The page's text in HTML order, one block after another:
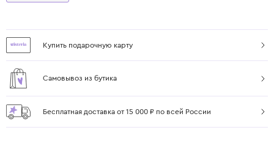
Купить подарочную карту
Самовывоз из бутика
Бесплатная доставка от 15 000 ₽ по всей России